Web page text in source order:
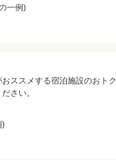
一例)
ススメする宿泊施設のおトク
さい。
)